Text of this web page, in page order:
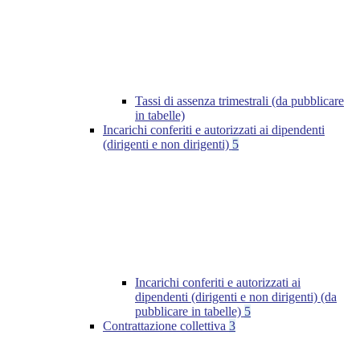
Tassi di assenza trimestrali (da pubblicare
in tabelle)
Incarichi conferiti e autorizzati ai dipendenti
(dirigenti e non dirigenti) 5
Incarichi conferiti e autorizzati ai
dipendenti (dirigenti e non dirigenti) (da
pubblicare in tabelle) 5
Contrattazione collettiva 3